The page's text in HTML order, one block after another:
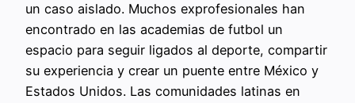
un caso aislado. Muchos exprofesionales han
encontrado en las academias de futbol un
espacio para seguir ligados al deporte, compartir
su experiencia y crear un puente entre México y
Estados Unidos. Las comunidades latinas en